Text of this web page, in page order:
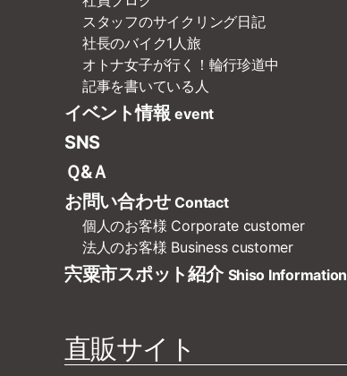
スタッフのサイクリング日記
社長のバイク1人旅
オトナ女子が行く！輪行珍道中
記事を書いている人
イベント情報 event
SNS
Ｑ&Ａ
お問い合わせ Contact
個人のお客様 Corporate customer
法人のお客様 Business customer
宍粟市スポット紹介 Shiso Information
直販サイト